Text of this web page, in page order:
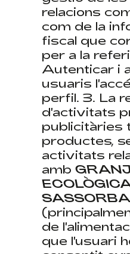
relacions
com de la
fiscal que
per a la
Autenticar i
usuaris
perfil. 3. La
d'activitats
publicitàries
productes,
activitats
amb
de
que l'usuari